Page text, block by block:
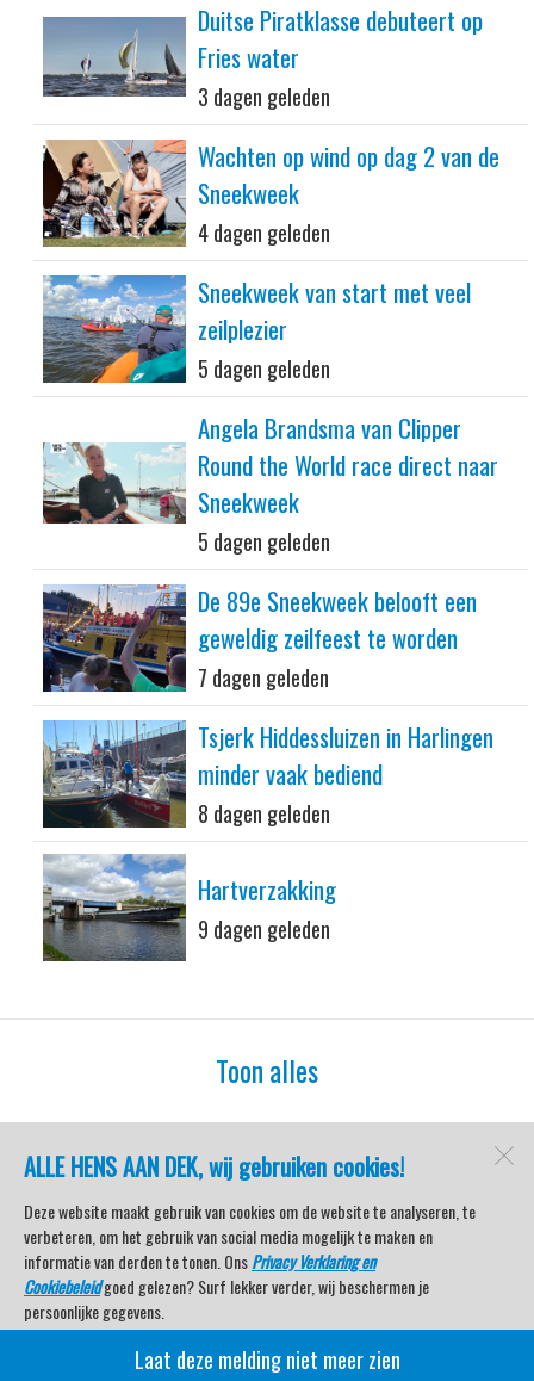
ALLE HENS AAN DEK, wij gebruiken cookies!
Deze website maakt gebruik van cookies om de website te analyseren, te
verbeteren, om het gebruik van social media mogelijk te maken en
informatie van derden te tonen. OnsPrivacy Verklaring en
Cookiebeleidgoed gelezen? Surf lekker verder, wij beschermen je
persoonlijke gegevens.
Veel kijkplezier met Watersport TV Beleving & Nieuws!
Laat deze melding niet meer zien
Duitse Piratklasse debuteert op
Fries water
3 dagen geleden
Wachten op wind op dag 2 van de
Sneekweek
4 dagen geleden
Sneekweek van start met veel
zeilplezier
5 dagen geleden
Angela Brandsma van Clipper
Round the World race direct naar
Sneekweek
5 dagen geleden
De 89e Sneekweek belooft een
geweldig zeilfeest te worden
7 dagen geleden
Tsjerk Hiddessluizen in Harlingen
minder vaak bediend
8 dagen geleden
Hartverzakking
9 dagen geleden
Toon alles
watersport-tv
Lemmer
Open desktopversie
SdH Vormgeving |Ziber DS4